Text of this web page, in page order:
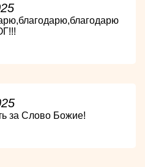
за Слово Божие!